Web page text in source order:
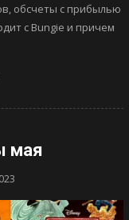
обсчеты с прибылью
с Bungie и причем
мая